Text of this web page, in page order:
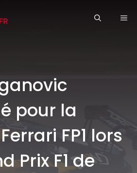
pour la
FP1 lors
Prix F1 de